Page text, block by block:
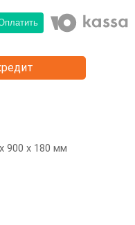
900 х 180 мм